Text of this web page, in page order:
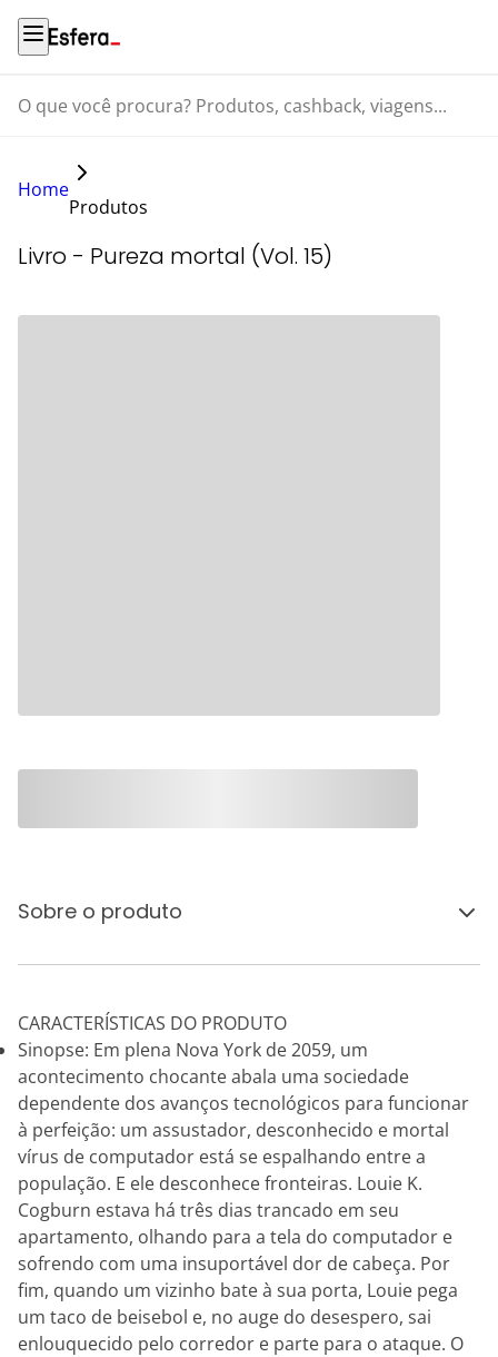
O que você procura? Produtos, cashback, viagens...
Home
Produtos
Livro - Pureza mortal (Vol. 15)
Sobre o produto
CARACTERÍSTICAS DO PRODUTO
Sinopse: Em plena Nova York de 2059, um
acontecimento chocante abala uma sociedade
dependente dos avanços tecnológicos para funcionar
à perfeição: um assustador, desconhecido e mortal
vírus de computador está se espalhando entre a
população. E ele desconhece fronteiras. Louie K.
Cogburn estava há três dias trancado em seu
apartamento, olhando para a tela do computador e
sofrendo com uma insuportável dor de cabeça. Por
fim, quando um vizinho bate à sua porta, Louie pega
um taco de beisebol e, no auge do desespero, sai
enlouquecido pelo corredor e parte para o ataque. O